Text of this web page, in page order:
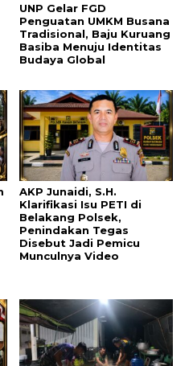
UNP Gelar FGD
Penguatan UMKM Busana
Tradisional, Baju Kuruang
Basiba Menuju Identitas
Budaya Global
AKP Junaidi, S.H.
Klarifikasi Isu PETI di
Belakang Polsek,
Penindakan Tegas
Disebut Jadi Pemicu
Munculnya Video